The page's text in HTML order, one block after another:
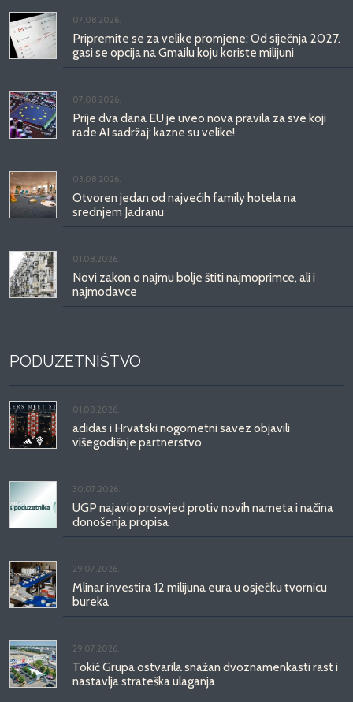
07.08.2026.
Pripremite se za velike promjene: Od siječnja 2027.
gasi se opcija na Gmailu koju koriste milijuni
07.08.2026.
Prije dva dana EU je uveo nova pravila za sve koji
rade AI sadržaj: kazne su velike!
03.08.2026.
Otvoren jedan od najvećih family hotela na
srednjem Jadranu
01.08.2026.
Novi zakon o najmu bolje štiti najmoprimce, ali i
najmodavce
PODUZETNIŠTVO
01.08.2026.
adidas i Hrvatski nogometni savez objavili
višegodišnje partnerstvo
30.07.2026.
UGP najavio prosvjed protiv novih nameta i načina
donošenja propisa
29.07.2026.
Mlinar investira 12 milijuna eura u osječku tvornicu
bureka
29.07.2026.
Tokić Grupa ostvarila snažan dvoznamenkasti rast i
nastavlja strateška ulaganja